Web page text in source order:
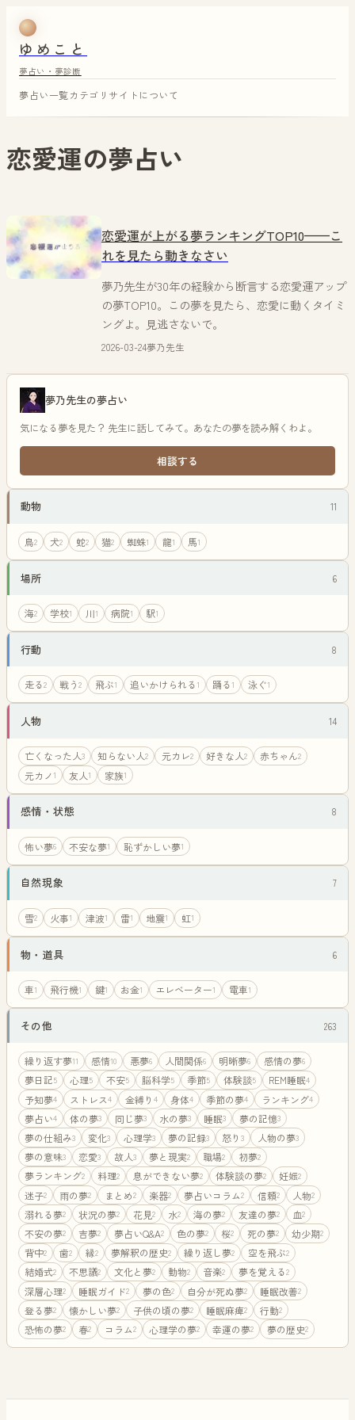
ゆめこと
夢占い・夢診断
夢占い一覧カテゴリ サイトについて
恋愛運の夢占い
恋愛運が上がる夢ランキングTOP10——こ
れを見たら動きなさい
夢乃先生が30年の経験から断言する恋愛運アップ
の夢TOP10。この夢を見たら、恋愛に動くタイミ
ングよ。見逃さないで。
2026-03-24夢乃先生
夢乃先生の夢占い
気になる夢を見た？ 先生に話してみて。あなたの夢を読み解くわよ。
相談する
動物 11
鳥2 犬2 蛇2 猫2 蜘蛛1 龍1 馬1
場所 6
海2 学校1 川1 病院1 駅1
行動 8
走る2 戦う2 飛ぶ1 追いかけられる1 踊る1 泳ぐ1
人物 14
亡くなった人3 知らない人2 元カレ2 好きな人2 赤ちゃん2
元カノ1 友人1 家族1
感情・状態 8
怖い夢6 不安な夢1 恥ずかしい夢1
自然現象 7
雪2 火事1 津波1 雷1 地震1 虹1
物・道具 6
車1 飛行機1 鍵1 お金1 エレベーター1 電車1
その他 263
繰り返す夢11 感情10 悪夢6 人間関係6 明晰夢6 感情の夢6
夢日記5 心理5 不安5 脳科学5 季節5 体験談5 REM睡眠4
予知夢4 ストレス4 金縛り 4 身体4 季節の夢4 ランキング4
夢占い4 体の夢3 同じ夢3 水の夢3 睡眠3 夢の記憶3
夢の仕組み3 変化3 心理学3 夢の記録3 怒り3 人物の夢3
夢の意味3 恋愛3 故人3 夢と現実2 職場2 初夢2
夢ランキング2 料理2 息ができない夢2 体験談の夢2 妊娠2
迷子2 雨の夢2 まとめ2 楽器2 夢占いコラム2 信頼2 人物2
溺れる夢2 状況の夢2 花見2 水2 海の夢2 友達の夢2 血2
不安の夢2 吉夢2 夢占いQ&A2 色の夢2 桜2 死の夢2 幼少期2
背中2 歯2 縁2 夢解釈の歴史2 繰り返し夢2 空を飛ぶ2
結婚式2 不思議2 文化と夢2 動物2 音楽2 夢を覚える2
深層心理2 睡眠ガイド2 夢の色2 自分が死ぬ夢2 睡眠改善2
登る夢2 懐かしい夢2 子供の頃の夢2 睡眠麻痺2 行動2
恐怖の夢2 春2 コラム2 心理学の夢2 幸運の夢2 夢の歴史2